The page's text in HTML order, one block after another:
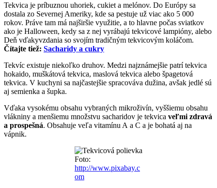
Tekvica je príbuznou uhoriek, cukiet a melónov. Do Európy sa
dostala zo Severnej Ameriky, kde sa pestuje už viac ako 5 000
rokov. Práve tam má najširšie využitie, a to hlavne počas sviatkov
ako je Halloween, kedy sa z nej vyrábajú tekvicové lampióny, alebo
Deň vďakyvzdania so svojím tradičným tekvicovým koláčom.
Čítajte tiež: Sacharidy a cukry
Tekvíc existuje niekoľko druhov. Medzi najznámejšie patrí tekvica
hokaido, muškátová tekvica, maslová tekvica alebo špagetová
tekvica. V kuchyni sa najčastejšie spracováva dužina, avšak jedlé sú
aj semienka a šupka.
Vďaka vysokému obsahu vybraných mikroživín, vyššiemu obsahu
vlákniny a menšiemu množstvu sacharidov je tekvica veľmi zdravá
a prospešná. Obsahuje veľa vitamínu A a C a je bohatá aj na
vápnik.
Foto:
http://www.pixabay.c
om